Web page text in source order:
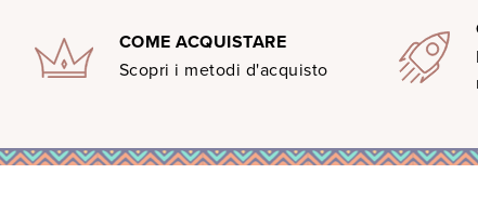
COME ACQUISTARE
Scopri i metodi d'acquisto